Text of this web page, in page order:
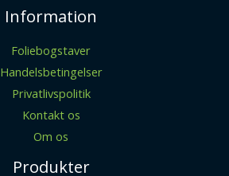
Information
Foliebogstaver
Handelsbetingelser
Privatlivspolitik
Kontakt os
Om os
Produkter